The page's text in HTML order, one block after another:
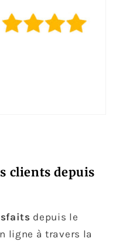
clients depuis
depuis le
ligne à travers la